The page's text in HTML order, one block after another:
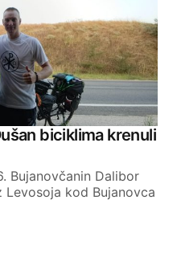
biciklima krenuli
Bujanovčanin Dalibor
kod Bujanovca